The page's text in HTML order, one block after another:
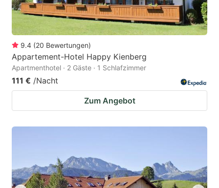
9.4 (20 Bewertungen)
Appartement-Hotel Happy Kienberg
Apartmenthotel · 2 Gäste · 1 Schlafzimmer
111 € /Nacht
Zum Angebot